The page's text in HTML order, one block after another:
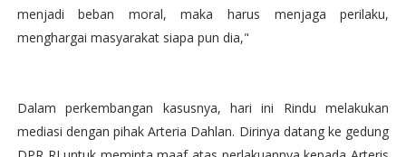
menjadi beban moral, maka harus menjaga perilaku,
menghargai masyarakat siapa pun dia,"
Dalam perkembangan kasusnya, hari ini Rindu melakukan
mediasi dengan pihak Arteria Dahlan. Dirinya datang ke gedung